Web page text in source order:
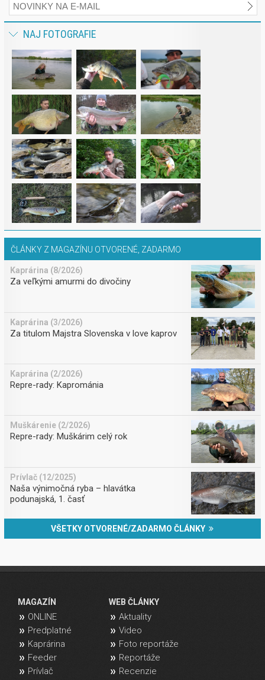
NAJ FOTOGRAFIE
ČLÁNKY Z MAGAZÍNU OTVORENÉ, ZADARMO
Kaprárina (8/2026)
Za veľkými amurmi do divočiny
Kaprárina (3/2026)
Za titulom Majstra Slovenska v love kaprov
Kaprárina (2/2026)
Repre-rady: Kaprománia
Muškárenie (2/2026)
Repre-rady: Muškárim celý rok
Prívlač (12/2025)
Naša výnimočná ryba – hlavátka
podunajská, 1. časť
VŠETKY OTVORENÉ/ZADARMO ČLÁNKY
MAGAZÍN
ONLINE
Predplatné
Kaprárina
Feeder
Prívlač
WEB ČLÁNKY
Aktuality
Video
Foto reportáže
Reportáže
Recenzie